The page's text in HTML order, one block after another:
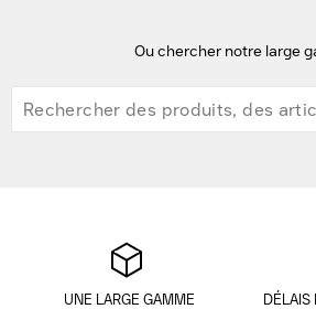
Ou chercher notre large
UNE LARGE GAMME DÉLAIS